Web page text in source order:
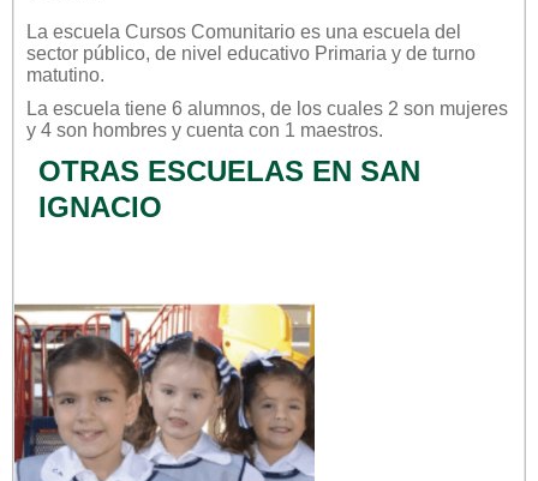
La escuela Cursos Comunitario es una escuela del
sector público, de nivel educativo Primaria y de turno
matutino.
La escuela tiene 6 alumnos, de los cuales 2 son mujeres
y 4 son hombres y cuenta con 1 maestros.
OTRAS ESCUELAS EN SAN
IGNACIO